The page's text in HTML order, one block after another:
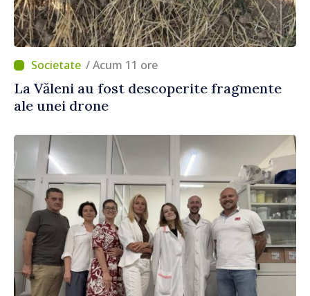
/ Acum 11 ore
La Văleni au fost descoperite fragmente
ale unei drone